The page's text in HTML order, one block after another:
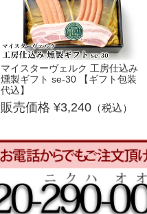
マイスターヴェルク 工房仕込み
燻製ギフト se-30 【ギフト包装
代込】
3,240 （税込）